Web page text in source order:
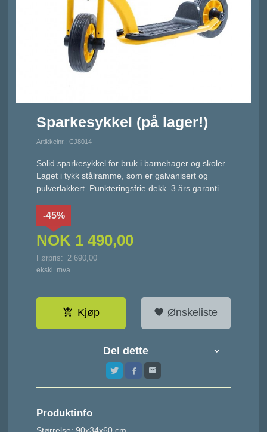
Sparkesykkel (på lager!)
Artikkelnr.: CJ8014
Solid sparkesykkel for bruk i barnehager og skoler.
Laget i tykk stålramme, som er galvanisert og
pulverlakkert. Punkteringsfrie dekk. 3 års garanti.
NOK 1 490,00
Førpris: 2 690,00
Rabatt
-45%
ekskl. mva.
Kjøp Ønskeliste
Del dette
Produktinfo